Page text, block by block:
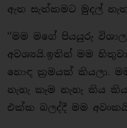
ඇත සැත්කමට මුදල්
‘‘මම මගේ පියයුරු
අවශ්‍යයි.ඉතින් මම
හොඳ ක‍්‍රමයක් කියලා.
නැහැ කෑම නැහැ කිය
එක්ක බලද්දී මම